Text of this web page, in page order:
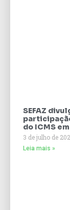
SEFAZ
do ICMS
3 de julho de
Leia mais »